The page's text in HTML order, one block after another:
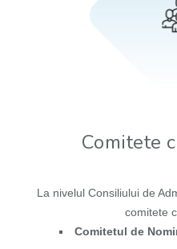
Comitete
La nivelul Consiliului de
comitete
Comitetul de